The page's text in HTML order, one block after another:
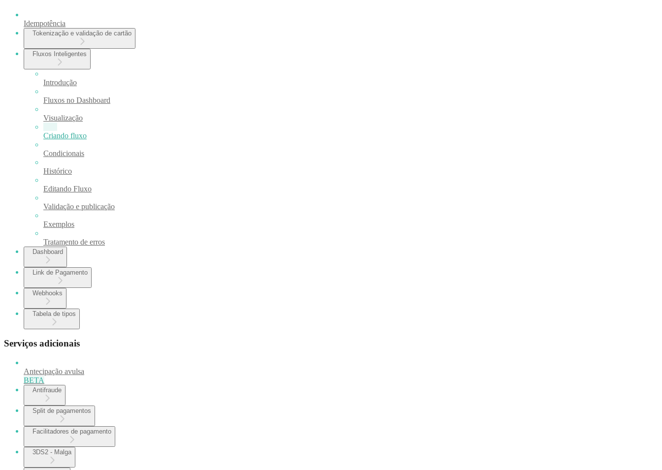
Idempotência
Tokenização e validação de cartão
Fluxos Inteligentes
Introdução
Fluxos no Dashboard
Visualização
Criando fluxo
Condicionais
Histórico
Editando Fluxo
Validação e publicação
Exemplos
Tratamento de erros
Dashboard
Link de Pagamento
Webhooks
Tabela de tipos
Serviços adicionais
Antecipação avulsa
BETA
Antifraude
Split de pagamentos
Facilitadores de pagamento
3DS2 - Malga